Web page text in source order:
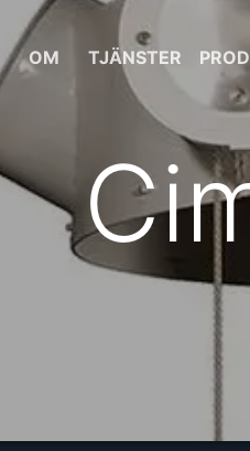
OM TJÄNSTER